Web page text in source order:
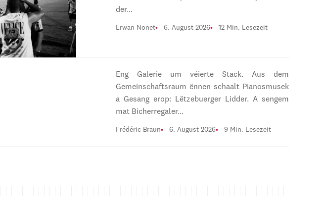
der…
Erwan Nonet 6. August 2026 12 Min. Lesezeit
Eng Galerie um véierte Stack. Aus dem
Gemeinschaftsraum ënnen schaalt Pianosmusek
a Gesang erop: Lëtzebuerger Lidder. A sengem
mat Bicherregaler…
Frédéric Braun 6. August 2026 9 Min. Lesezeit